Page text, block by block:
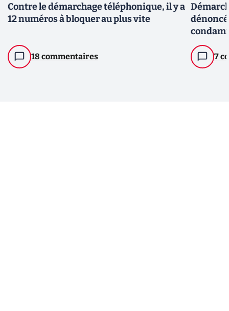
Contre le démarchage téléphonique, il y a
12 numéros à bloquer au plus vite
18 commentaires
la
7